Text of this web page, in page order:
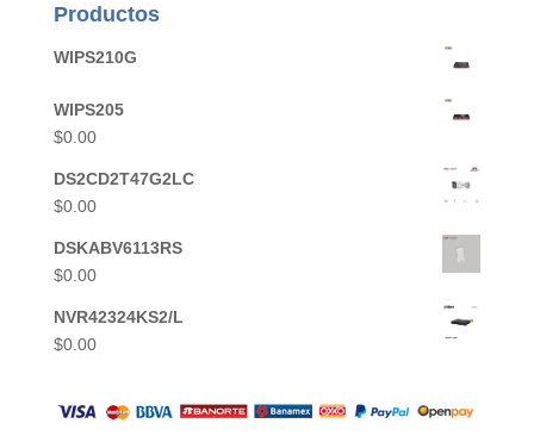
Productos
WIPS210G
WIPS205
$0.00
DS2CD2T47G2LC
$0.00
DSKABV6113RS
$0.00
NVR42324KS2/L
$0.00